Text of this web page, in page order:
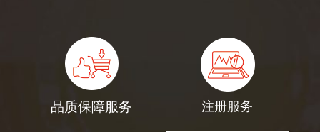
注册服务
品质保障服务